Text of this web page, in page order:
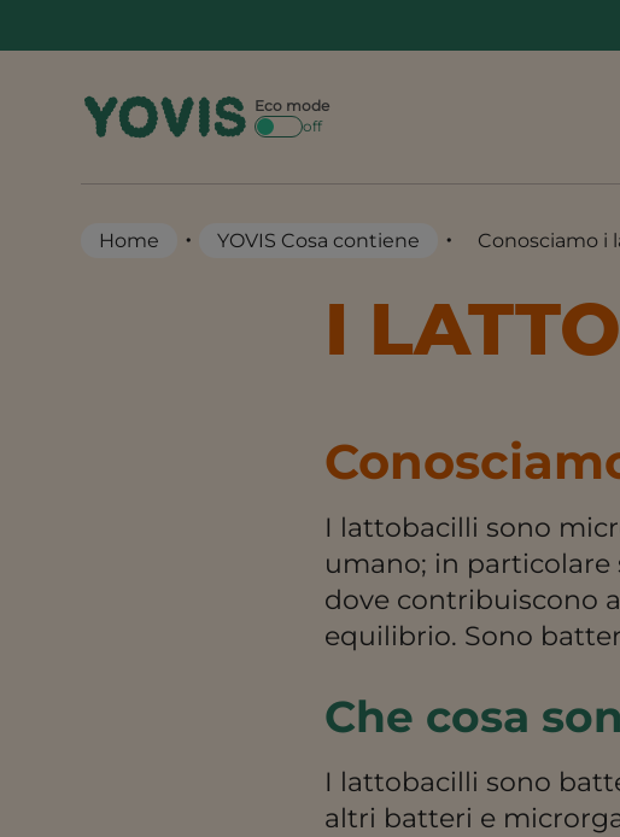
to
content
Eco mode
off
Home • YOVIS Cosa contiene • Conosciamo i
I
I lattobacilli sono
umano; in particolare
dove contribuiscono
equilibrio. Sono
Che cosa
I lattobacilli sono
altri batteri e